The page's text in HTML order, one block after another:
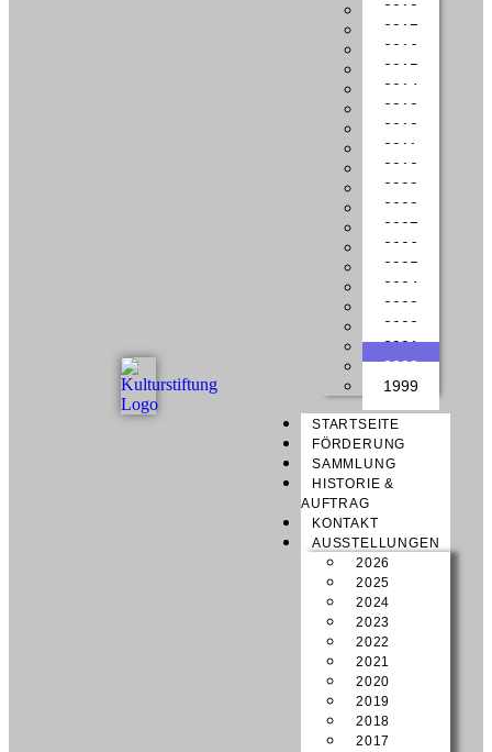
2018
2017
2016
2015
2014
2013
2012
2011
2010
2009
2008
2007
2006
2005
2004
2003
2002
2001
2000
1999
STARTSEITE
FÖRDERUNG
SAMMLUNG
HISTORIE &
AUFTRAG
KONTAKT
AUSSTELLUNGEN
2026
2025
2024
2023
2022
2021
2020
2019
2018
2017